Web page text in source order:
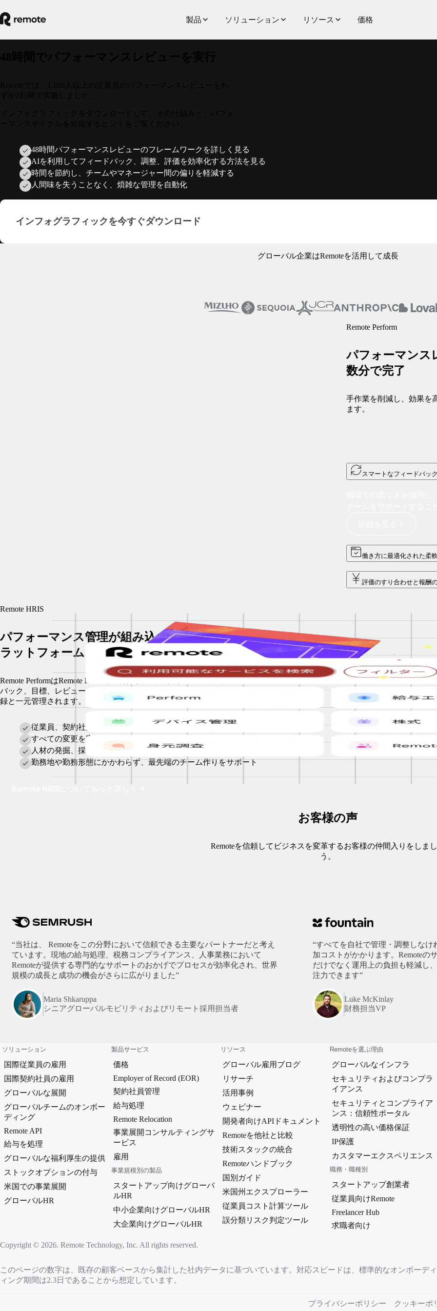
製品 ソリューション リソース 価格
48時間パフォーマンスレビューのフレームワークを詳しく見る
AIを利用してフィードバック、調整、評価を効率化する方法を見る
時間を節約し、チームやマネージャー間の偏りを軽減する
人間味を失うことなく、煩雑な管理を自動化
インフォグラフィックを今すぐダウンロード
インフォグラフィックを今すぐダウンロード
グローバル企業はRemoteを活用して成長
Remote Perform
パフォーマンス
数分で完了
手作業を削減し、効果を
ます。
スマートなフィードバッ
働き方に最適化された柔
評価のすり合わせと報酬
Remote HRIS
パフォーマンス管理が組み込まれた人事プ
ラットフォーム
Remote PerformはRemote HRIS内に統合されているため、フィード
バック、目標、レビューが採用やキャリア成長に使われる従業員記
録と一元管理されます。
従業員、契約社員、グローバル採用の従業員を1つのシステムで
すべての変更を完全に追跡
人材の発掘、採用、管理を、AIの力でよりすばやく
勤務地や勤務形態にかかわらず、最先端のチーム作りをサポート
お客様の声
Remoteを信頼してビジネスを変革するお客様の仲間入りをしま
う。
“当社は、 Remoteをこの分野において信頼できる主要なパートナーだと考え
ています。現地の給与処理、税務コンプライアンス、人事業務において
Remoteが提供する専門的なサポートのおかげでプロセスが効率化され、世界
規模の成長と成功の機会がさらに広がりました”
Maria Shkaruppa
シニアグローバルモビリティおよびリモート採用担当者
“すべてを自社で管理・調整しな
加コストがかかります。Remoteの
だけでなく運用上の負担も軽減し
注力できます”
Luke McKinlay
財務担当VP
ソリューション
国際従業員の雇用
国際契約社員の雇用
グローバルな展開
グローバルチームのオンボー
ディング
Remote API
給与を処理
グローバルな福利厚生の提供
ストックオプションの付与
米国での事業展開
グローバルHR
製品サービス
価格
Employer of Record (EOR)
契約社員管理
給与処理
Remote Relocation
事業展開コンサルティングサ
ービス
雇用
事業規模別の製品
スタートアップ向けグローバ
ルHR
中小企業向けグローバルHR
大企業向けグローバルHR
リソース
グローバル雇用ブログ
リサーチ
活用事例
ウェビナー
開発者向けAPIドキュメント
Remoteを他社と比較
技術スタックの統合
Remoteハンドブック
国別ガイド
米国州エクスプローラー
従業員コスト計算ツール
誤分類リスク判定ツール
Remoteを選ぶ理由
グローバルなインフラ
セキュリティおよびコンプラ
イアンス
セキュリティとコンプライア
ンス：信頼性ポータル
透明性の高い価格保証
IP保護
カスタマーエクスペリエンス
職務・職種別
スタートアップ創業者
従業員向けRemote
Freelancer Hub
求職者向け
Copyright © 2026. Remote Technology, Inc. All rights reserved.
このページの数字は、既存の顧客ベースから集計した社内データに基づいています。対応スピードは、標準的なオンボーデ
ィング期間は2.3日であることから想定しています。
プライバシーポリシー クッキーポ